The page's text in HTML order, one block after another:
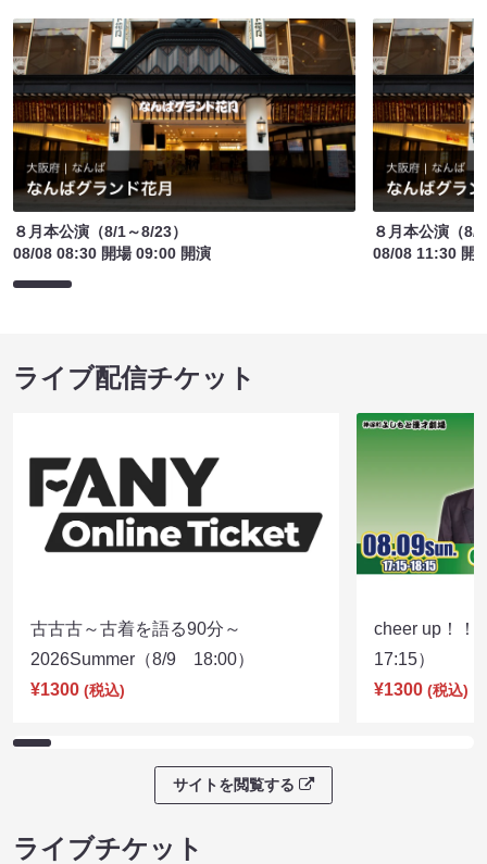
８月本公演（8/1～8/23）
08/08 08:30 開場 09:00 開演
８月本公演（8/
08/08 11:30 開
ライブ配信チケット
古古古～古着を語る90分～
2026Summer（8/9 18:00）
¥1300 (税込)
cheer up！
17:15）
¥1300 (税込)
サイトを閲覧する
ライブチケット